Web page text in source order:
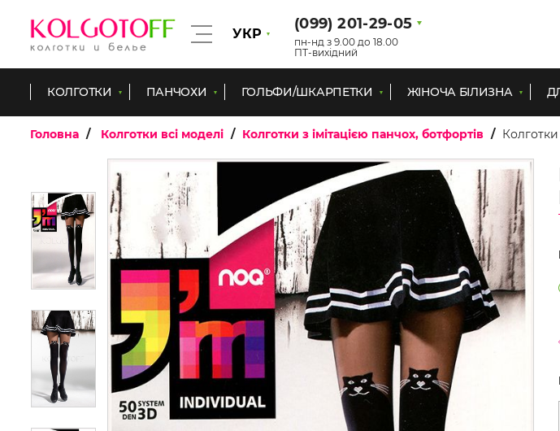
УКР
(099) 201-29-05
пн-нд з 9.00 до 18.00
ПТ-вихідний
КОЛГОТКИ ПАНЧОХИ ГОЛЬФИ/ШКАРПЕТКИ ЖІНОЧА БІЛИЗНА
Головна Колготки всі моделі Колготки з імітацією панчох, ботфортів Колготки